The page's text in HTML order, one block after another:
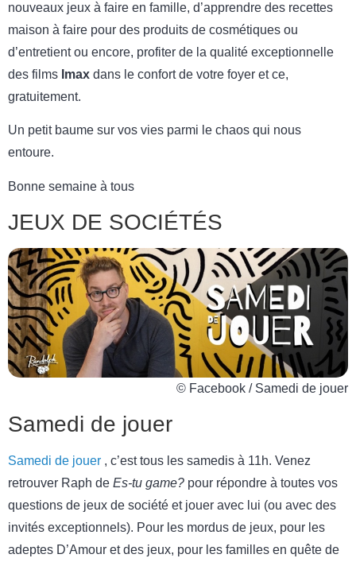
nouveaux jeux à faire en famille, d’apprendre des recettes
maison à faire pour des produits de cosmétiques ou
d’entretient ou encore, profiter de la qualité exceptionnelle
des films Imax dans le confort de votre foyer et ce,
gratuitement.
Un petit baume sur vos vies parmi le chaos qui nous
entoure.
Bonne semaine à tous
JEUX DE SOCIÉTÉS
© Facebook / Samedi de jouer
Samedi de jouer
Samedi de jouer , c’est tous les samedis à 11h. Venez
retrouver Raph de Es-tu game? pour répondre à toutes vos
questions de jeux de société et jouer avec lui (ou avec des
invités exceptionnels). Pour les mordus de jeux, pour les
adeptes D’Amour et des jeux, pour les familles en quête de